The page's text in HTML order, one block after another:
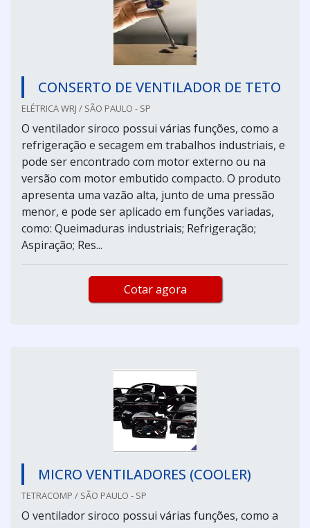
CONSERTO DE VENTILADOR DE TETO
ELÉTRICA WRJ / SÃO PAULO - SP
O ventilador siroco possui várias funções, como a
refrigeração e secagem em trabalhos industriais, e
pode ser encontrado com motor externo ou na
versão com motor embutido compacto. O produto
apresenta uma vazão alta, junto de uma pressão
menor, e pode ser aplicado em funções variadas,
como: Queimaduras industriais; Refrigeração;
Aspiração; Res...
Cotar agora
MICRO VENTILADORES (COOLER)
TETRACOMP / SÃO PAULO - SP
O ventilador siroco possui várias funções, como a